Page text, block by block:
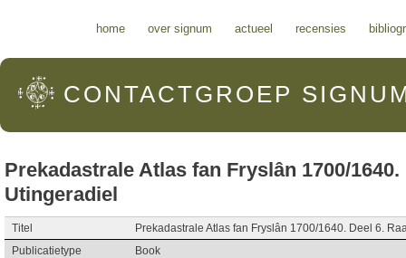
home over signum actueel recensies
CONTACTGROEP
Prekadastrale Atlas fan Fryslân 1700/
Utingeradiel
Titel
Prekadastrale Atlas fan Fryslân 1700/1640. Deel 6.
Publicatietype
Book